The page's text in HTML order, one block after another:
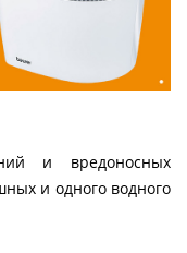
и вредоносных
и одного водного